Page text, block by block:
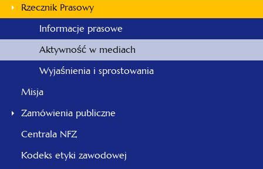
Rzecznik Prasowy
Informacje prasowe
Aktywność w mediach
Wyjaśnienia i sprostowania
Misja
Zamówienia publiczne
Centrala NFZ
Kodeks etyki zawodowej